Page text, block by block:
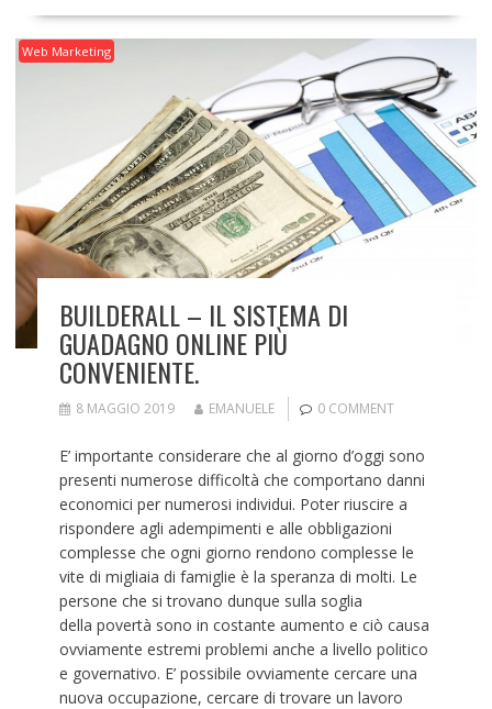
Web Marketing
BUILDERALL – IL SISTEMA DI
GUADAGNO ONLINE PIÙ
CONVENIENTE.
8 MAGGIO 2019 EMANUELE 0 COMMENT
E’ importante considerare che al giorno d’oggi sono
presenti numerose difficoltà che comportano danni
economici per numerosi individui. Poter riuscire a
rispondere agli adempimenti e alle obbligazioni
complesse che ogni giorno rendono complesse le
vite di migliaia di famiglie è la speranza di molti. Le
persone che si trovano dunque sulla soglia
della povertà sono in costante aumento e ciò causa
ovviamente estremi problemi anche a livello politico
e governativo. E’ possibile ovviamente cercare una
nuova occupazione, cercare di trovare un lavoro